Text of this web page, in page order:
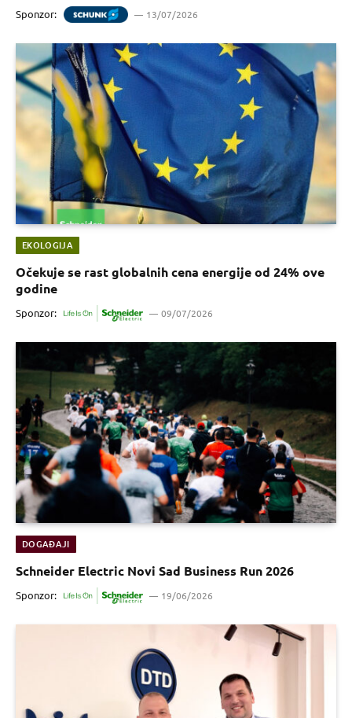
Sponzor: 13/07/2026
EKOLOGIJA
Očekuje se rast globalnih cena energije od 24% ove
godine
Sponzor: 09/07/2026
DOGAĐAJI
Schneider Electric Novi Sad Business Run 2026
Sponzor: 19/06/2026